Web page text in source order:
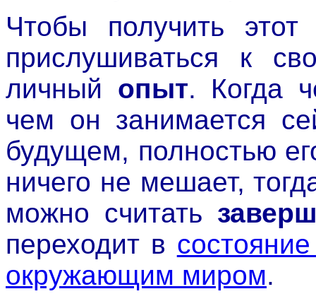
Чтобы получить этот
прислушиваться к
личный опыт. Когда
чем он занимается
будущем, полностью
ничего не мешает,
можно считать
переходит в
окружающим миром.